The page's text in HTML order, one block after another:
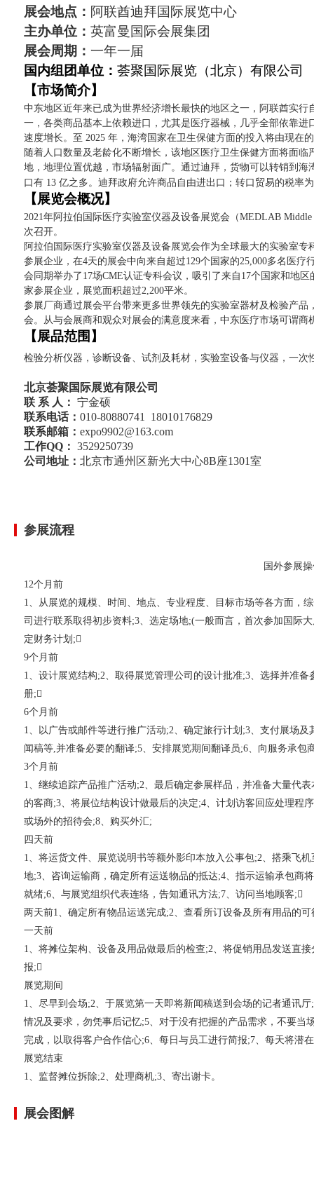
展会地点： 阿联酋迪拜国际展览中心
主办单位： 英富曼国际会展集团
展会周期： 一年一届
国内组团单位： 荟聚国际展览（北京）有限公司
【市场简介】
中东地区近年来已成为世界经济增长最快的地区之一，阿联酋实
一，各类商品基本上依赖进口，尤其是医疗器械，几乎全部依靠
速度增长。至 2025 年，海湾国家在卫生保健方面的投入将由现在
随着人口数量及老龄化不断增长，该地区医疗卫生保健方面将面
地，地理位置优越，市场辐射面广。通过迪拜，货物可以转销到
口有 13 亿之多。迪拜政府允许商品自由进出口；转口贸易的税率
【展览会概况】
2021年阿拉伯国际医疗实验室仪器及设备展览会（MEDLAB
次召开。
阿拉伯国际医疗实验室仪器及设备展览会作为全球最大的实验室
参展企业，在4天的展会中向来自超过129个国家的25,000多名医
会同期举办了17场CME认证专科会议，吸引了来自17个国家和地
家参展企业，展览面积超过2,200平米。
参展厂商通过展会平台带来更多世界领先的实验室器材及检验产
会。从与会展商和观众对展会的满意度来看，中东医疗市场可谓商
【展品范围】
检验分析仪器，诊断设备、试剂及耗材，实验室设备与仪器，一
北京荟聚国际展览有限公司
联 系 人： 宁金硕
联系电话： 010-80880741 18010176829
联系邮箱： expo9902@163.com
工作QQ： 3529250739
公司地址： 北京市通州区新光大中心8B座1301室
参展流程
国外参展
12个月前
1、从展览的规模、时间、地点、专业程度、目标市场等各方面，
司进行联系取得初步资料;3、选定场地;(一般而言，首次参加国际
定财务计划;
9个月前
1、设计展览结构;2、取得展览管理公司的设计批准;3、选择并准
册;
6个月前
1、以广告或邮件等进行推广活动;2、确定旅行计划;3、支付展场
闻稿等,并准备必要的翻译;5、安排展览期间翻译员;6、向服务承包
3个月前
1、继续追踪产品推广活动;2、最后确定参展样品，并准备大量代
的客商;3、将展位结构设计做最后的决定;4、计划访客回应处理程
或场外的招待会;8、购买外汇;
四天前
1、将运货文件、展览说明书等额外影印本放入公事包;2、搭乘飞
地;3、咨询运输商，确定所有运送物品的抵达;4、指示运输承包商
就绪;6、与展览组织代表连络，告知通讯方法;7、访问当地顾客;
两天前1、确定所有物品运送完成;2、查看所订设备及所有用品的
一天前
1、将摊位架构、设备及用品做最后的检查;2、将促销用品发送直
报;
展览期间
1、尽早到会场;2、于展览第一天即将新闻稿送到会场的记者通讯
情况及要求，勿凭事后记忆;5、对于没有把握的产品需求，不要
完成，以取得客户合作信心;6、每日与员工进行简报;7、每天将潜
展览结束
1、监督摊位拆除;2、处理商机;3、寄出谢卡。
展会图解